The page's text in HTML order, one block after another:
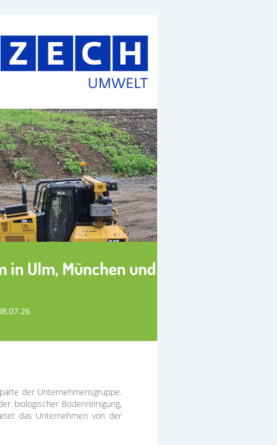
Ulm, München und
der Unternehmensgruppe.
biologischer Bodenreinigung,
das Unternehmen von der